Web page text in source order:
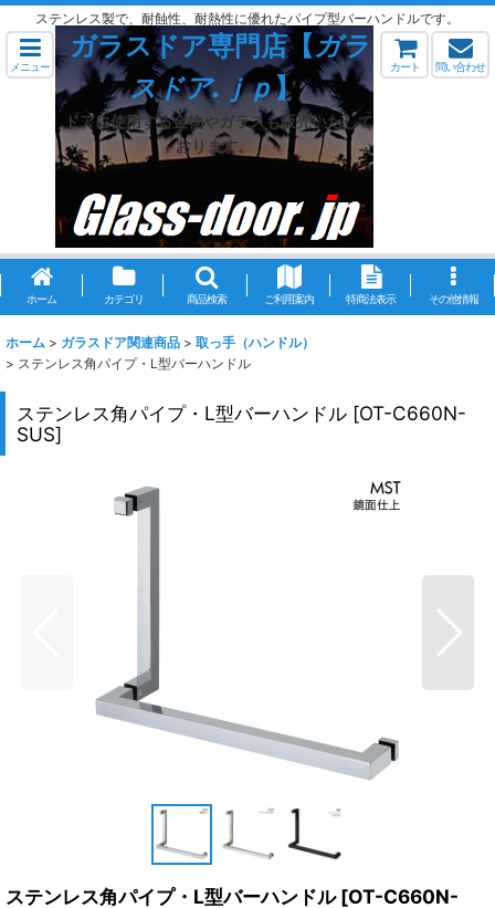
ステンレス製で、耐蝕性、耐熱性に優れたパイプ型バーハンドルです。
メニュー
ガラスドア専門店【ガラ
スドア.ｊｐ】
ドアに使用する金物やガラスも販売いたして
おります。
カート 問い合わせ
ホーム カテゴリ 商品検索 ご利用案内 特商法表示 その他情報
ホーム > ガラスドア関連商品 > 取っ手（ハンドル）
> ステンレス角パイプ・L型バーハンドル
ステンレス角パイプ・L型バーハンドル [OT-C660N-
SUS]
ステンレス角パイプ・L型バーハンドル [OT-C660N-